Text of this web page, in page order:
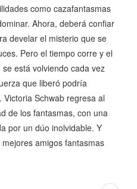
como cazafantasmas
Ahora, deberá confiar
develar el misterio que se
Pero el tiempo corre y el
está volviendo cada vez
que liberó podría
Schwab regresa al
de los fantasmas, con una
por un dúo inolvidable. Y
amigos fantasmas